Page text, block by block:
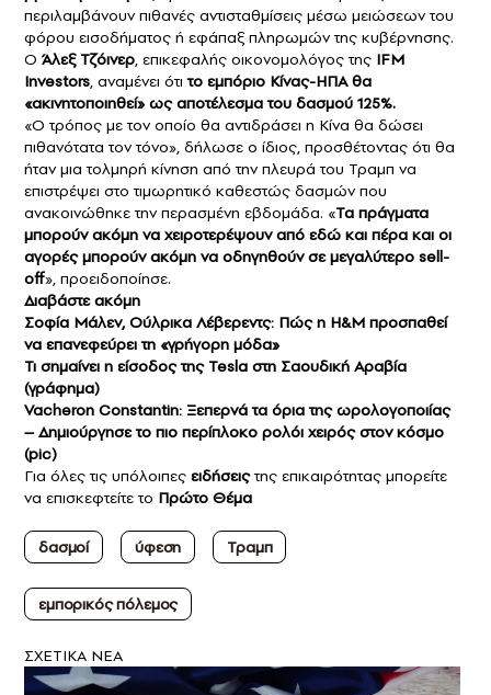
περιλαμβάνουν πιθανές αντισταθμίσεις μέσω μειώσεων του
φόρου εισοδήματος ή εφάπαξ πληρωμών της κυβέρνησης.
Ο Άλεξ Τζόινερ, επικεφαλής οικονομολόγος της IFM
Investors, αναμένει ότιτο εμπόριο Κίνας-ΗΠΑ θα
«ακινητοποιηθεί» ως αποτέλεσμα του δασμού 125%.
«Ο τρόπος με τον οποίο θα αντιδράσει η Κίνα θα δώσει
πιθανότατα τον τόνο», δήλωσε ο ίδιος, προσθέτοντας ότι θα
ήταν μια τολμηρή κίνηση από την πλευρά του Τραμπ να
επιστρέψει στο τιμωρητικό καθεστώς δασμών που
ανακοινώθηκε την περασμένη εβδομάδα. «Τα πράγματα
μπορούν ακόμη να χειροτερέψουν από εδώ και πέρα και οι
αγορές μπορούν ακόμη να οδηγηθούν σε μεγαλύτερο sell-
off», προειδοποίησε.
Διαβάστε ακόμη
Σοφία Μάλεν, Ούλρικα Λέβερεντς: Πώς η H&M προσπαθεί
να επανεφεύρει τη «γρήγορη μόδα»
Τι σημαίνει η είσοδος της Tesla στη Σαουδική Αραβία
(γράφημα)
Vacheron Constantin: Ξεπερνά τα όρια της ωρολογοποιίας
– Δημιούργησε το πιο περίπλοκο ρολόι χειρός στον κόσμο
(pic)
Για όλες τις υπόλοιπες ειδήσειςτης επικαιρότητας μπορείτε
να επισκεφτείτε το Πρώτο Θέμα
δασμοί ύφεση Τραμπ
εμπορικός πόλεμος
ΣXETIKA NEA